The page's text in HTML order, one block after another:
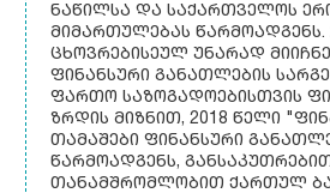
ᲜᲐᲬᲘᲚᲡᲐ ᲓᲐ ᲡᲐᲥᲐᲠᲗᲕᲔᲚᲝᲡ
ᲛᲘᲛᲐᲠᲗᲣᲚᲔᲑᲐᲡ ᲬᲐᲠᲛᲝᲐᲓᲒᲔᲜᲡ.
ᲪᲮᲝᲕᲠᲔᲑᲘᲡᲔᲣᲚ ᲣᲜᲐᲠᲐᲓ
ᲤᲘᲜᲐᲜᲡᲣᲠᲘ ᲒᲐᲜᲐᲗᲚᲔᲑᲘᲡ
ᲤᲐᲠᲗᲝ ᲡᲐᲖᲝᲒᲐᲓᲝᲔᲑᲘᲡᲗᲕᲘᲡ
ᲖᲠᲓᲘᲡ ᲛᲘᲖᲜᲘᲗ, 2018 ᲬᲔᲚᲘ
ᲗᲐᲛᲐᲨᲔᲑᲘ ᲤᲘᲜᲐᲜᲡᲣᲠᲘ
ᲬᲐᲠᲛᲝᲐᲓᲒᲔᲜᲡ,
ᲗᲐᲜᲐᲛᲨᲠᲝᲛᲚᲝᲑᲘᲗ ᲥᲐᲠᲗᲣᲚ